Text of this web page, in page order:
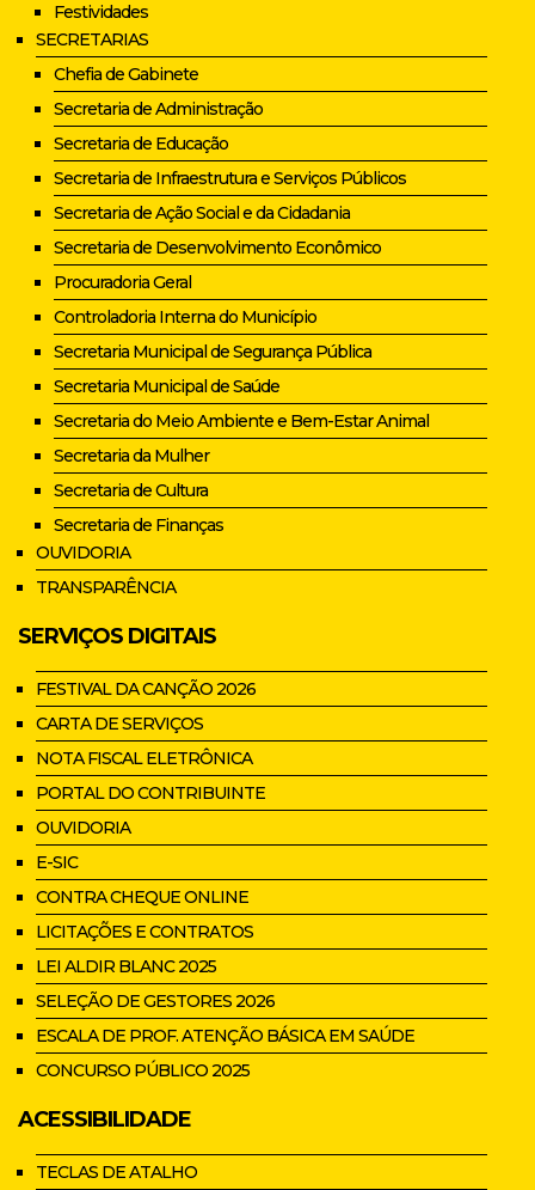
Festividades
SECRETARIAS
Chefia de Gabinete
Secretaria de Administração
Secretaria de Educação
Secretaria de Infraestrutura e Serviços Públicos
Secretaria de Ação Social e da Cidadania
Secretaria de Desenvolvimento Econômico
Procuradoria Geral
Controladoria Interna do Município
Secretaria Municipal de Segurança Pública
Secretaria Municipal de Saúde
Secretaria do Meio Ambiente e Bem-Estar Animal
Secretaria da Mulher
Secretaria de Cultura
Secretaria de Finanças
OUVIDORIA
TRANSPARÊNCIA
SERVIÇOS DIGITAIS
FESTIVAL DA CANÇÃO 2026
CARTA DE SERVIÇOS
NOTA FISCAL ELETRÔNICA
PORTAL DO CONTRIBUINTE
OUVIDORIA
E-SIC
CONTRA CHEQUE ONLINE
LICITAÇÕES E CONTRATOS
LEI ALDIR BLANC 2025
SELEÇÃO DE GESTORES 2026
ESCALA DE PROF. ATENÇÃO BÁSICA EM SAÚDE
CONCURSO PÚBLICO 2025
ACESSIBILIDADE
TECLAS DE ATALHO